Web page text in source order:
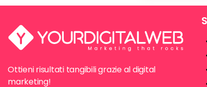
Ottieni risultati tangibili grazie al digital
marketing!